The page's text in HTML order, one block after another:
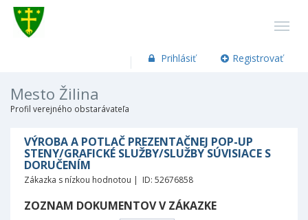
Prihlásiť Registrovať
Mesto Žilina
Profil verejného obstarávateľa
VÝROBA A POTLAČ PREZENTAČNEJ POP-UP
STENY/GRAFICKÉ SLUŽBY/SLUŽBY SÚVISIACE S
DORUČENÍM
Zákazka s nízkou hodnotou | ID: 52676858
ZOZNAM DOKUMENTOV V ZÁKAZKE